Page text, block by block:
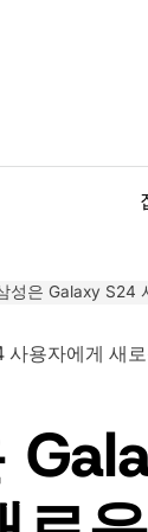
성은 Galaxy S24